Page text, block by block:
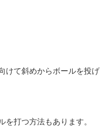
けて斜めからボールを投げ
打つ方法もあります。